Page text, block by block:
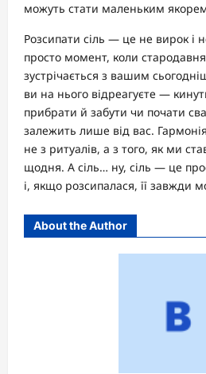
можуть стати маленьким
Розсипати сіль — це не вирок і
просто момент, коли
зустрічається з вашим
ви на нього відреагуєте —
прибрати й забути чи почати
залежить лише від вас.
не з ритуалів, а з того, як ми
щодня. А сіль… ну, сіль — це
і, якщо розсипалася, її завжди
About the Author